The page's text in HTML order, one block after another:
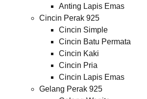
Anting Lapis Emas
Cincin Perak 925
Cincin Simple
Cincin Batu Permata
Cincin Kaki
Cincin Pria
Cincin Lapis Emas
Gelang Perak 925